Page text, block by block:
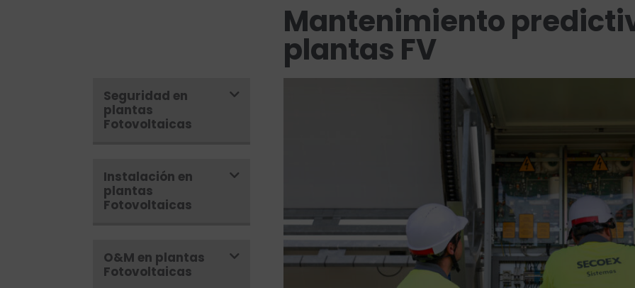
Seguridad en
plantas
Fotovoltaicas
Instalación en
plantas
Fotovoltaicas
O&M en plantas
Fotovoltaicas
Mantenimiento
plantas FV